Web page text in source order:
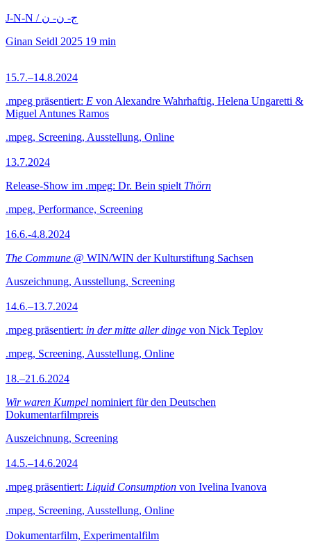
J-N-N / ج- ن- ن
Ginan Seidl 2025 19 min
15.7.–14.8.2024
.mpeg präsentiert: E von Alexandre Wahrhaftig, Helena Ungaretti &
Miguel Antunes Ramos
.mpeg, Screening, Ausstellung, Online
13.7.2024
Release-Show im .mpeg: Dr. Bein spielt Thörn
.mpeg, Performance, Screening
16.6.-4.8.2024
The Commune @ WIN/WIN der Kulturstiftung Sachsen
Auszeichnung, Ausstellung, Screening
14.6.–13.7.2024
.mpeg präsentiert: in der mitte aller dinge von Nick Teplov
.mpeg, Screening, Ausstellung, Online
18.–21.6.2024
Wir waren Kumpel nominiert für den Deutschen
Dokumentarfilmpreis
Auszeichnung, Screening
14.5.–14.6.2024
.mpeg präsentiert: Liquid Consumption von Ivelina Ivanova
.mpeg, Screening, Ausstellung, Online
Dokumentarfilm, Experimentalfilm